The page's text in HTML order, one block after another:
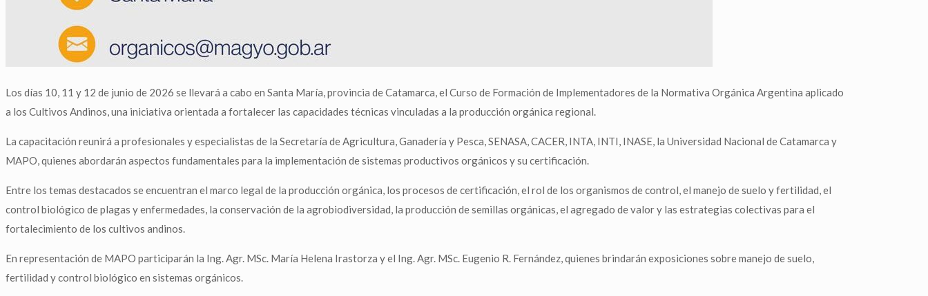
Los días 10, 11 y 12 de junio de 2026 se llevará a cabo en Santa María, provincia de Catamarca, el Curso de Formación de Implementadores de la Normativa Orgánica Argentina aplicado
a los Cultivos Andinos, una iniciativa orientada a fortalecer las capacidades técnicas vinculadas a la producción orgánica regional.
La capacitación reunirá a profesionales y especialistas de la Secretaría de Agricultura, Ganadería y Pesca, SENASA, CACER, INTA, INTI, INASE, la Universidad Nacional de Catamarca y
MAPO, quienes abordarán aspectos fundamentales para la implementación de sistemas productivos orgánicos y su certificación.
Entre los temas destacados se encuentran el marco legal de la producción orgánica, los procesos de certificación, el rol de los organismos de control, el manejo de suelo y fertilidad, el
control biológico de plagas y enfermedades, la conservación de la agrobiodiversidad, la producción de semillas orgánicas, el agregado de valor y las estrategias colectivas para el
fortalecimiento de los cultivos andinos.
En representación de MAPO participarán la Ing. Agr. MSc. María Helena Irastorza y el Ing. Agr. MSc. Eugenio R. Fernández, quienes brindarán exposiciones sobre manejo de suelo,
fertilidad y control biológico en sistemas orgánicos.